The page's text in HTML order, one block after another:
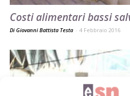
Costi alimentari bassi
Di Giovanni Battista Testa - 4 Febbraio 2016